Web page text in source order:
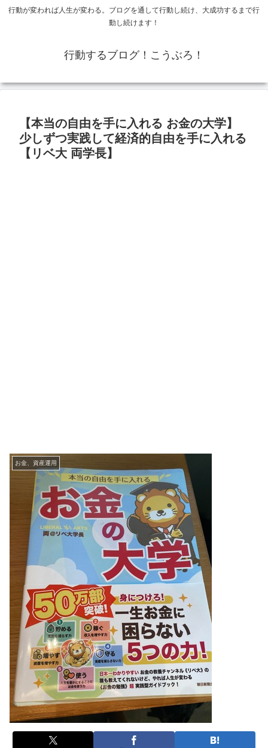
行動が変われば人生が変わる。ブログを通して行動し続け、大成功するまで行
動し続けます！
行動するブログ！こうぶろ！
【本当の自由を手に入れる お金の大学】
少しずつ実践して経済的自由を手に入れる
【リベ大 両学長】
お金、資産運用